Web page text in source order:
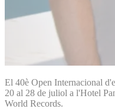
El 40è Open Internacional
20 al 28 de juliol a l'Hotel
World Records.